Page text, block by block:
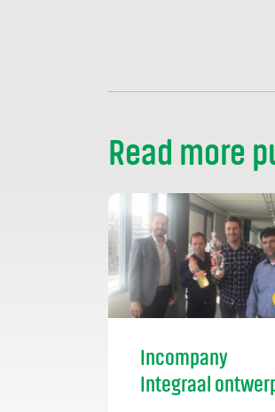
Read more
Incompany
Integraal